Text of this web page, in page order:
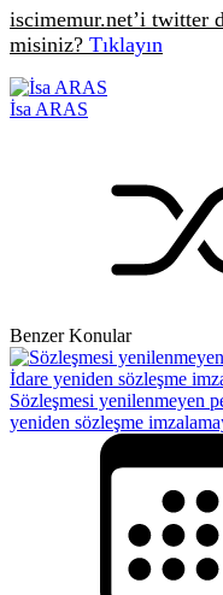
iscimemur.net’i twitter
misiniz? Tıklayın
İsa ARAS
Benzer Konular
Sözleşmesi yenilenmeyen
yeniden sözleşme